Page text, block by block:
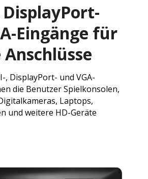
Eingänge für
, DisplayPort- und VGA-
die Benutzer Spielkonsolen,
Laptops,
und weitere HD-Geräte